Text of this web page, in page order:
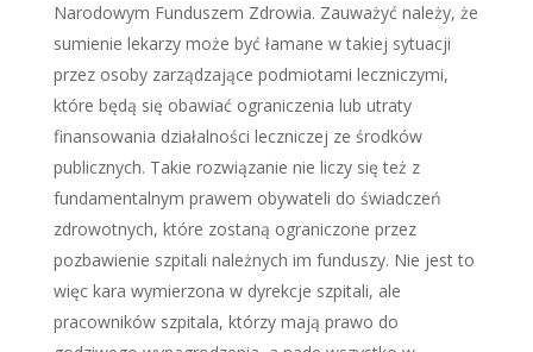
Narodowym Funduszem Zdrowia. Zauważyć należy, że
sumienie lekarzy może być łamane w takiej sytuacji
przez osoby zarządzające podmiotami leczniczymi,
które będą się obawiać ograniczenia lub utraty
finansowania działalności leczniczej ze środków
publicznych. Takie rozwiązanie nie liczy się też z
fundamentalnym prawem obywateli do świadczeń
zdrowotnych, które zostaną ograniczone przez
pozbawienie szpitali należnych im funduszy. Nie jest to
więc kara wymierzona w dyrekcje szpitali, ale
pracowników szpitala, którzy mają prawo do